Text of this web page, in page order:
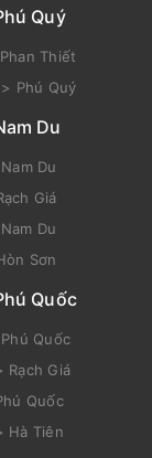
Quý
Thiết
Phú Quý
Du
Du
Giá
Du
Sơn
Quốc
Quốc
Rạch Giá
Quốc
Hà Tiên